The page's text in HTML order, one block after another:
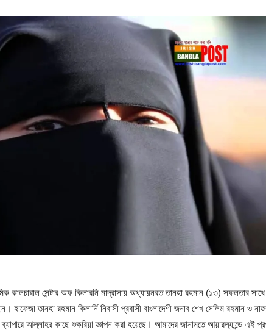
কালচারাল সেন্টার অফ কিলারনি মাদ্রাসায় অধ্যায়নরত তানহা রহমান (১৩) সফলতার সাথে
তানহা রহমান কিলার্নি নিবাসী প্রবাসী বাংলাদেশী জনাব শেখ সেলিম রহমান ও
ব্যাপারে আল্লাহর কাছে শুকরিয়া জ্ঞাপন করা হয়েছে। আমাদের জানামতে আয়ারল্যান্ডে এই